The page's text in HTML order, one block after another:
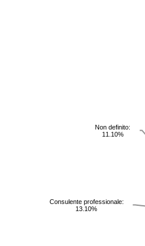
Consulente professionale:
13.10%
Non definito:
11.10%